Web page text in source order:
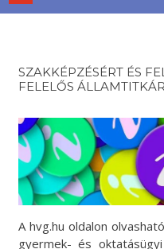
SZAKKÉPZÉSÉRT ÉS
FELELŐS
A hvg.hu oldalon
gyermek- és